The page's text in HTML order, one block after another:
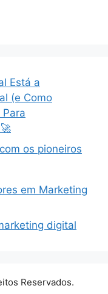
Está a
(e Como
os pioneiros
em Marketing
digital
Reservados.